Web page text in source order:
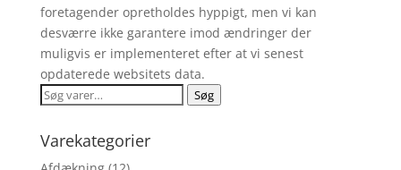
foretagender opretholdes hyppigt, men vi kan
desværre ikke garantere imod ændringer der
muligvis er implementeret efter at vi senest
opdaterede websitets data.
Søg
Søg
Varekategorier